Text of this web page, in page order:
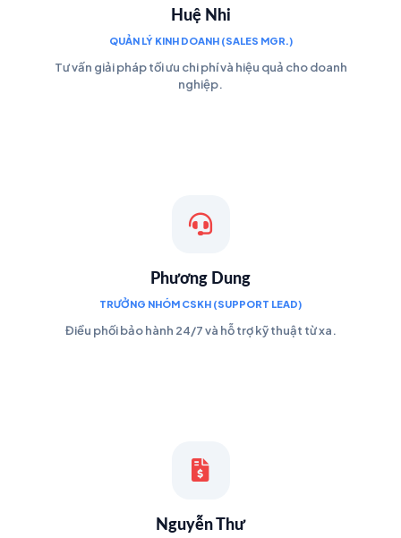
Huệ Nhi
QUẢN LÝ KINH DOANH (SALES MGR.)
Tư vấn giải pháp tối ưu chi phí và hiệu quả cho doanh
nghiệp.
Phương Dung
TRƯỞNG NHÓM CSKH (SUPPORT LEAD)
Điều phối bảo hành 24/7 và hỗ trợ kỹ thuật từ xa.
Nguyễn Thư